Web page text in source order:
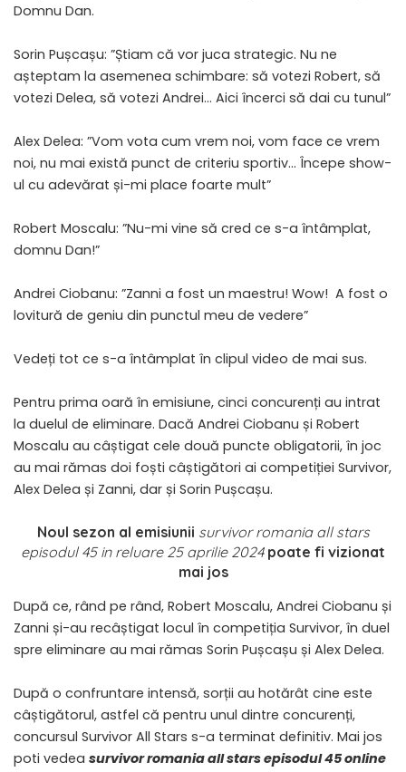
Domnu Dan.
Sorin Pușcașu: ”Știam că vor juca strategic. Nu ne
așteptam la asemenea schimbare: să votezi Robert, să
votezi Delea, să votezi Andrei… Aici încerci să dai cu tunul”
Alex Delea: ”Vom vota cum vrem noi, vom face ce vrem
noi, nu mai există punct de criteriu sportiv… Începe show-
ul cu adevărat și-mi place foarte mult”
Robert Moscalu: ”Nu-mi vine să cred ce s-a întâmplat,
domnu Dan!”
Andrei Ciobanu: ”Zanni a fost un maestru! Wow! A fost o
lovitură de geniu din punctul meu de vedere”
Vedeți tot ce s-a întâmplat în clipul video de mai sus.
Pentru prima oară în emisiune, cinci concurenți au intrat
la duelul de eliminare. Dacă Andrei Ciobanu și Robert
Moscalu au câștigat cele două puncte obligatorii, în joc
au mai rămas doi foști câștigători ai competiției Survivor,
Alex Delea și Zanni, dar și Sorin Pușcașu.
Noul sezon al emisiunii survivor romania all stars
episodul 45 in reluare 25 aprilie 2024poate fi vizionat
mai jos
După ce, rând pe rând, Robert Moscalu, Andrei Ciobanu și
Zanni și-au recâștigat locul în competiția Survivor, în duel
spre eliminare au mai rămas Sorin Pușcașu și Alex Delea.
După o confruntare intensă, sorții au hotărât cine este
câștigătorul, astfel că pentru unul dintre concurenți,
concursul Survivor All Stars s-a terminat definitiv. Mai jos
poti vedea survivor romania all stars episodul 45 online